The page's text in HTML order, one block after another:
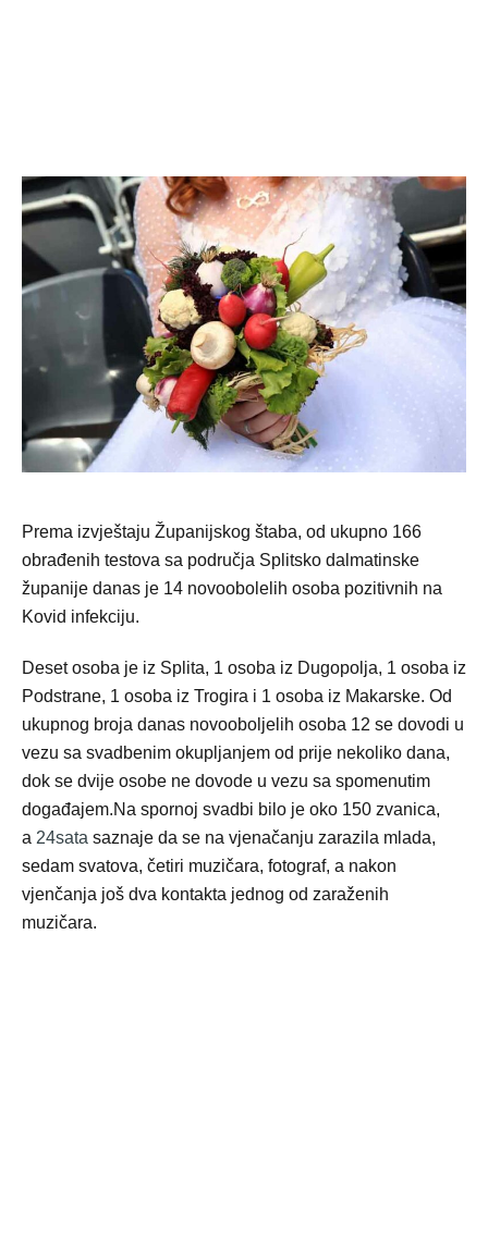
Prema izvještaju Županijskog štaba, od ukupno 166
obrađenih testova sa područja Splitsko dalmatinske
županije danas je 14 novoobolelih osoba pozitivnih na
Kovid infekciju.
Deset osoba je iz Splita, 1 osoba iz Dugopolja, 1 osoba iz
Podstrane, 1 osoba iz Trogira i 1 osoba iz Makarske. Od
ukupnog broja danas novooboljelih osoba 12 se dovodi u
vezu sa svadbenim okupljanjem od prije nekoliko dana,
dok se dvije osobe ne dovode u vezu sa spomenutim
događajem.Na spornoj svadbi bilo je oko 150 zvanica,
a 24sata saznaje da se na vjenačanju zarazila mlada,
sedam svatova, četiri muzičara, fotograf, a nakon
vjenčanja još dva kontakta jednog od zaraženih
muzičara.